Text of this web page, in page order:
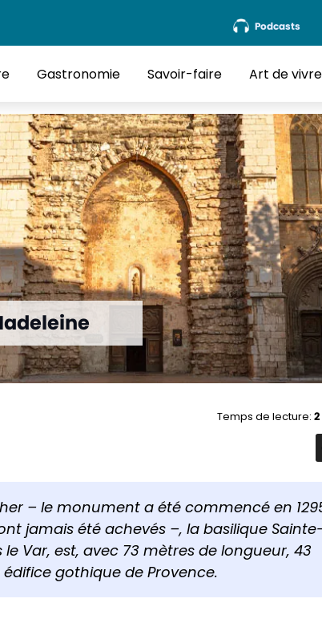
Podcasts
Gastronomie Savoir-faire Art de vivre
Temps de lecture:
– le monument a été commencé en
jamais été achevés –, la basilique
Var, est, avec 73 mètres de longueur, 43
gothique de Provence.